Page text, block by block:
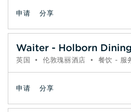
申请 分享
Waiter - Holborn
英国 • 伦敦瑰丽酒店 • 餐饮 - 服
申请 分享